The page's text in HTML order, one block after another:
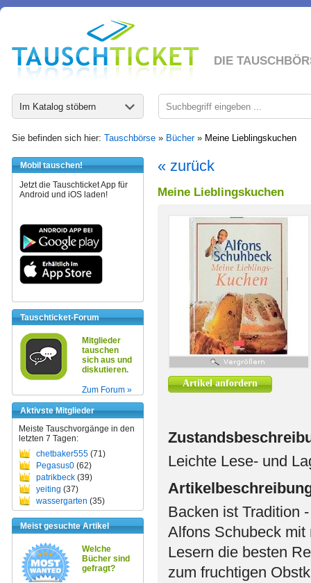
DIE
Im Katalog stöbern
Sie befinden sich hier: Tauschbörse » Bücher» Meine Lieblingskuchen
Mobil tauschen!
Jetzt die Tauschticket App für
Android und iOS laden!
Tauschticket-Forum
Mitglieder
tauschen
sich aus und
diskutieren.
Zum Forum »
Aktivste Mitglieder
Meiste Tauschvorgänge in den
letzten 7 Tagen:
chetbaker555 (71)
Pegasus0 (62)
patrikbeck (39)
yeiting (37)
wassergarten (35)
Meist gesuchte Artikel
Welche
Bücher sind
gefragt?
« zurück
Meine Lieblingskuchen
Artikel anfordern
Leichte Lese- und
Backen ist Tradition
Alfons Schubeck mit
Lesern die besten
zum fruchtigen